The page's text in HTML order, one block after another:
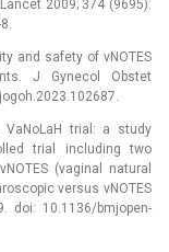
2009; 374 (9695):
and safety of vNOTES
J Gynecol Obstet
trial: a study
trial including two
(vaginal natural
versus vNOTES
doi: 10.1136/bmjopen-